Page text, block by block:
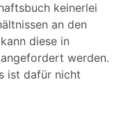
keinerlei
an den
diese in
werden.
ist dafür nicht